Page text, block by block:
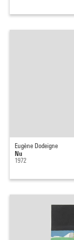
Eugène Dodeigne
Nu
1972